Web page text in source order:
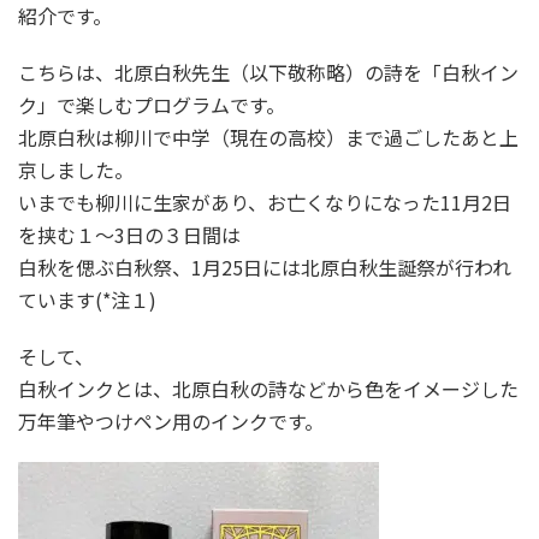
紹介です。
こちらは、北原白秋先生（以下敬称略）の詩を「白秋イン
ク」で楽しむプログラムです。
北原白秋は柳川で中学（現在の高校）まで過ごしたあと上
京しました。
いまでも柳川に生家があり、お亡くなりになった11月2日
を挟む１〜3日の３日間は
白秋を偲ぶ白秋祭、1月25日には北原白秋生誕祭が行われ
ています(*注１)
そして、
白秋インクとは、北原白秋の詩などから色をイメージした
万年筆やつけペン用のインクです。